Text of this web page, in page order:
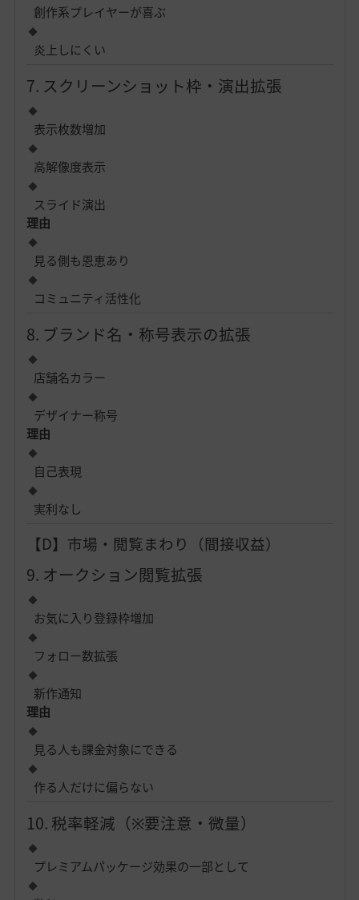
創作系プレイヤーが喜ぶ
炎上しにくい
7. スクリーンショット枠・演出拡張
表示枚数増加
高解像度表示
スライド演出
理由
見る側も恩恵あり
コミュニティ活性化
8. ブランド名・称号表示の拡張
店舗名カラー
デザイナー称号
理由
自己表現
実利なし
【D】市場・閲覧まわり（間接収益）
9. オークション閲覧拡張
お気に入り登録枠増加
フォロー数拡張
新作通知
理由
見る人も課金対象にできる
作る人だけに偏らない
10. 税率軽減（※要注意・微量）
プレミアムパッケージ効果の一部として